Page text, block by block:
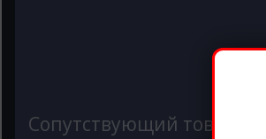
Cопутствующий товар